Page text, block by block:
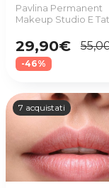
Pavlina Permanent
Makeup Studio E
29,90€
-46%
7 acquistati